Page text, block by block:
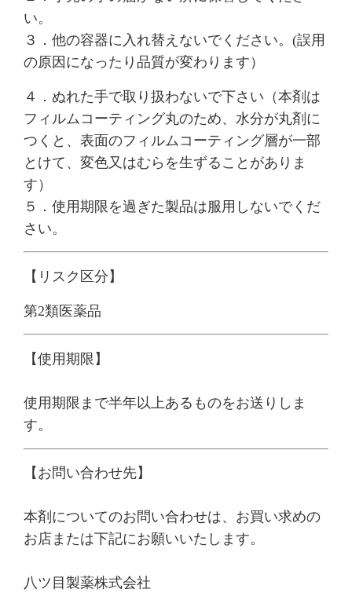
い。
３．他の容器に入れ替えないでください。(誤用
の原因になったり品質が変わります）
４．ぬれた手で取り扱わないで下さい（本剤は
フィルムコーティング丸のため、水分が丸剤に
つくと、表面のフィルムコーティング層が一部
とけて、変色又はむらを生ずることがありま
す）
５．使用期限を過ぎた製品は服用しないでくだ
さい。
【リスク区分】
第2類医薬品
【使用期限】
使用期限まで半年以上あるものをお送りしま
す。
【お問い合わせ先】
本剤についてのお問い合わせは、お買い求めの
お店または下記にお願いいたします。
八ツ目製薬株式会社